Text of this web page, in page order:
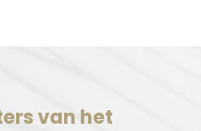
van het